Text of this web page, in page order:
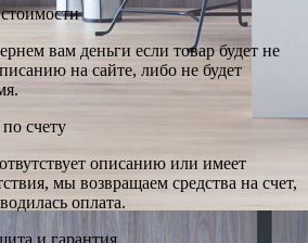
вам деньги если товар будет не
на сайте, либо не будет
счету
описанию или имеет
мы возвращаем средства на счет,
оплата.
и гарантия